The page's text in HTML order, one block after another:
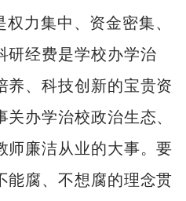
力集中、资金密集、
研经费是学校办学治
养、科技创新的宝贵资
办学治校政治生态、
师廉洁从业的大事。要
能腐、不想腐的理念贯